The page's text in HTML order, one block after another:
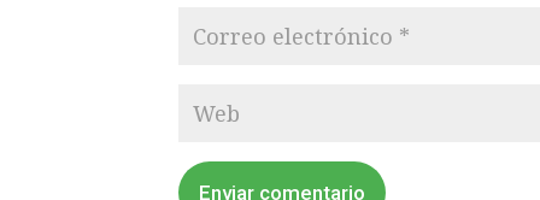
Enviar comentario